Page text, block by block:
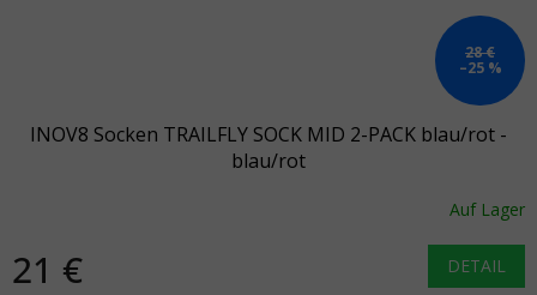
28 €
–25 %
INOV8 Socken TRAILFLY SOCK MID 2-PACK blau/rot -
blau/rot
Auf Lager
21 € DETAIL